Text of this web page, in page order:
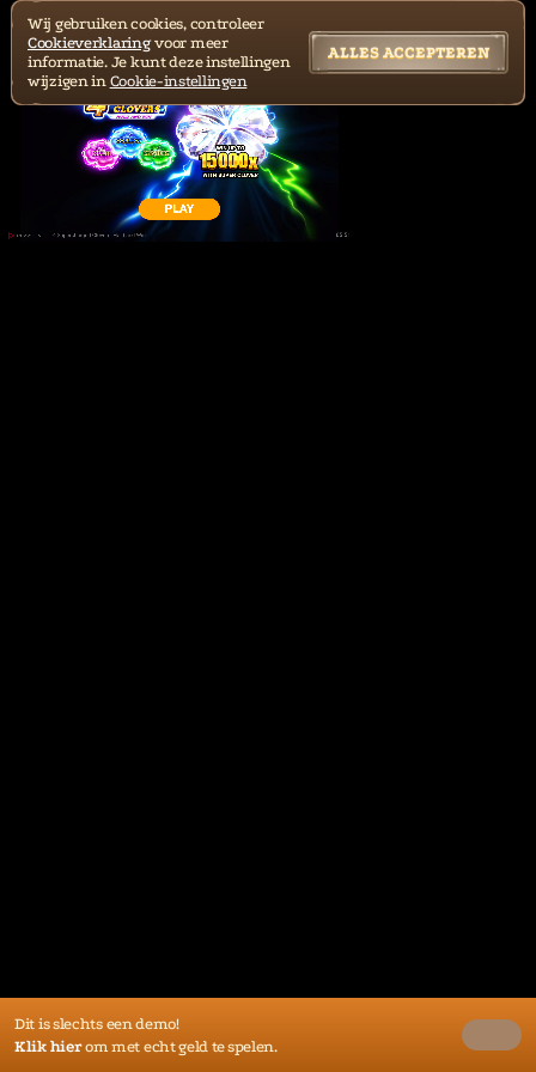
Dit is slechts een demo!
Klik hierom met echt geld te spelen.
Wij gebruiken cookies, controleer
Cookieverklaringvoor meer
informatie. Je kunt deze instellingen
wijzigen in Cookie-instellingen
ALLES ACCEPTEREN